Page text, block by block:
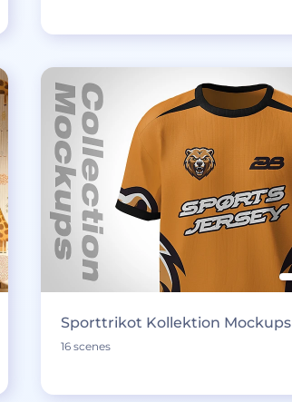
Sporttrikot Kollektion Mockups
16 scenes